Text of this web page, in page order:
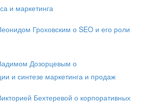
и маркетинга
Гроховским о SEO и его роли
Дозорцевым о
и синтезе маркетинга и продаж
Бехтеревой о корпоративных